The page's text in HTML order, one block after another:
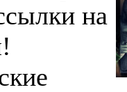
на